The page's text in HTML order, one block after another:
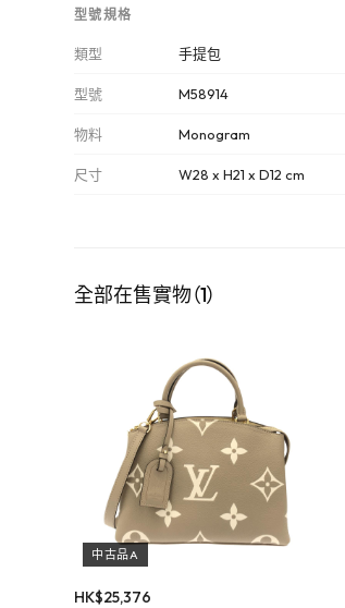
型號規格
類型 手提包
型號 M58914
物料 Monogram
尺寸 W28 x H21 x D12 cm
全部在售實物（1）
中古品A
HK$25,376